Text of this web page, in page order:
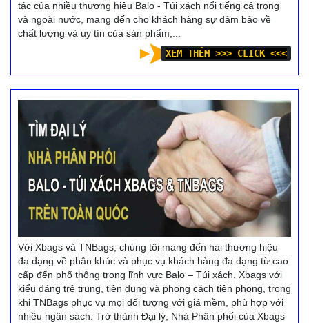
tác của nhiều thương hiệu Balo - Túi xách nổi tiếng cả trong
và ngoài nước, mang đến cho khách hàng sự đảm bảo về
chất lượng và uy tín của sản phẩm,...
XEM THÊM >>> CLICK <<<
Với Xbags và TNBags, chúng tôi mang đến hai thương hiệu
đa dạng về phân khúc và phục vụ khách hàng đa dạng từ cao
cấp đến phổ thông trong lĩnh vực Balo – Túi xách. Xbags với
kiểu dáng trẻ trung, tiện dụng và phong cách tiên phong, trong
khi TNBags phục vụ mọi đối tượng với giá mềm, phù hợp với
nhiều ngân sách. Trở thành Đại lý, Nhà Phân phối của Xbags